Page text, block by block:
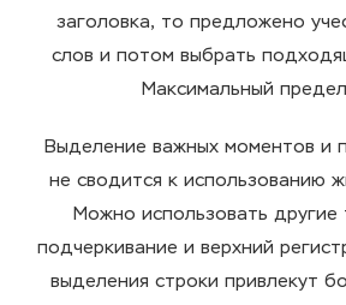
заголовка, то предложено
слов и потом выбрать
Максимальный
Выделение важных моментов и
не сводится к использованию
Можно использовать другие
подчеркивание и верхний
выделения строки привлекут